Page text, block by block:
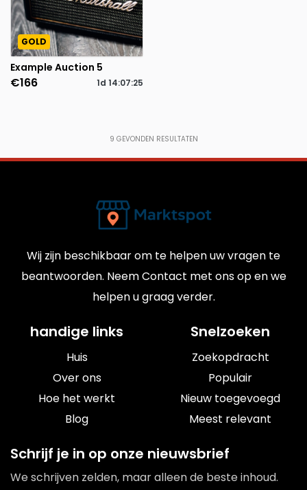
GOLD
Example Auction 5
€166 1d 14:07:25
9 GEVONDEN RESULTATEN
Wij zijn beschikbaar om te helpen uw vragen te
beantwoorden. Neem Contact met ons op en we
helpen u graag verder.
handige links
Huis
Over ons
Hoe het werkt
Blog
Snelzoeken
Zoekopdracht
Populair
Nieuw toegevoegd
Meest relevant
Schrijf je in op onze nieuwsbrief
We schrijven zelden, maar alleen de beste inhoud.